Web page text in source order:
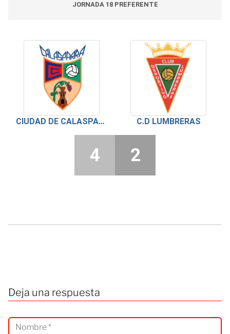
JORNADA 18 PREFERENTE
CIUDAD DE CALASPARRA C.F C.D LUMBRERAS
4 2
Deja una respuesta